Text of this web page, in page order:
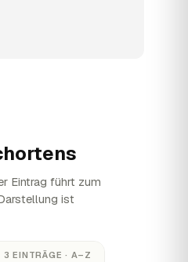
Eintrag führt zum
ist
3 EINTRÄGE · A–Z